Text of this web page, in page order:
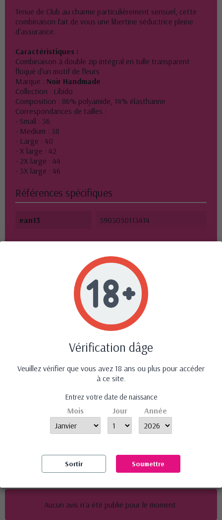
Tenue de Club au charme particulièrement sensuel, cette
combinaison fait de vous une libertine séductrice pleine
d'assurance.
Caractéristiques :
Combinaison à double zip intégral en tulle transparent
floqué d'un motif de fleurs
Marque : Noir Handmade
Collection : Libido
Composition : 86% polyamide, 14% élasthanne
Correspondances de tailles :
- Small : 36
- Medium : 38
- Large : 40
- X large : 42
- 2X large : 44
- 3X large : 46
Références spécifiques
ean13 5903050113414
10 autres produits dans la même
Harnais de maintien cou
et chevilles -...
24,90 €
Stimulateur sans contact
et vibrant...
Avis (0)
Aucun avis n'a été publié pour le moment.
Vérification dâge
Veuillez vérifier que vous avez 18 ans ou plus pour accéder
à ce site.
Entrez votre date de naissance
Mois Jour Année
Sortir Soumettre